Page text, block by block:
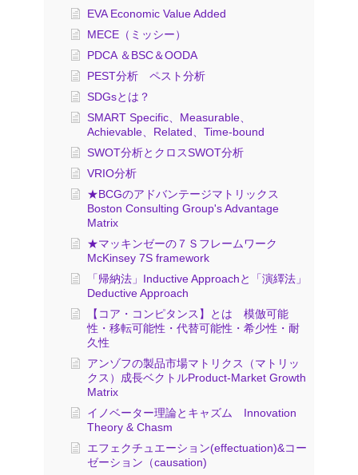
EVA Economic Value Added
MECE（ミッシー）
PDCA ＆BSC＆OODA
PEST分析 ペスト分析
SDGsとは？
SMART Specific、Measurable、
Achievable、Related、Time-bound
SWOT分析とクロスSWOT分析
VRIO分析
★BCGのアドバンテージマトリックス
Boston Consulting Group's Advantage
Matrix
★マッキンゼーの７Ｓフレームワーク
McKinsey 7S framework
「帰納法」Inductive Approachと「演繹法」
Deductive Approach
【コア・コンピタンス】とは 模倣可能
性・移転可能性・代替可能性・希少性・耐
久性
アンゾフの製品市場マトリクス（マトリッ
クス）成長ベクトルProduct-Market Growth
Matrix
イノベーター理論とキャズム Innovation
Theory & Chasm
エフェクチュエーション(effectuation)&コー
ゼーション（causation)